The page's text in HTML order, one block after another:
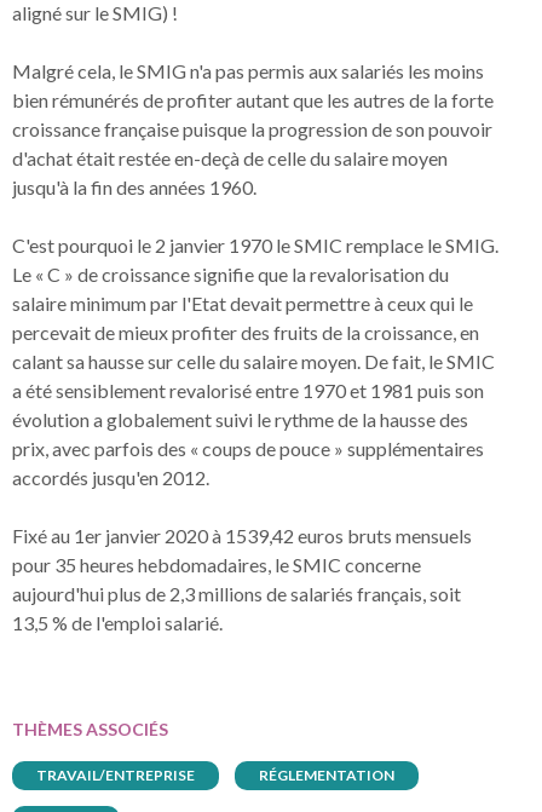
aligné sur le SMIG) !
Malgré cela, le SMIG n'a pas permis aux salariés les moins
bien rémunérés de profiter autant que les autres de la forte
croissance française puisque la progression de son pouvoir
d'achat était restée en-deçà de celle du salaire moyen
jusqu'à la fin des années 1960.
C'est pourquoi le 2 janvier 1970 le SMIC remplace le SMIG.
Le « C » de croissance signifie que la revalorisation du
salaire minimum par l'Etat devait permettre à ceux qui le
percevait de mieux profiter des fruits de la croissance, en
calant sa hausse sur celle du salaire moyen. De fait, le SMIC
a été sensiblement revalorisé entre 1970 et 1981 puis son
évolution a globalement suivi le rythme de la hausse des
prix, avec parfois des « coups de pouce » supplémentaires
accordés jusqu'en 2012.
Fixé au 1er janvier 2020 à 1539,42 euros bruts mensuels
pour 35 heures hebdomadaires, le SMIC concerne
aujourd'hui plus de 2,3 millions de salariés français, soit
13,5 % de l'emploi salarié.
THÈMES ASSOCIÉS
TRAVAIL/ENTREPRISE RÉGLEMENTATION